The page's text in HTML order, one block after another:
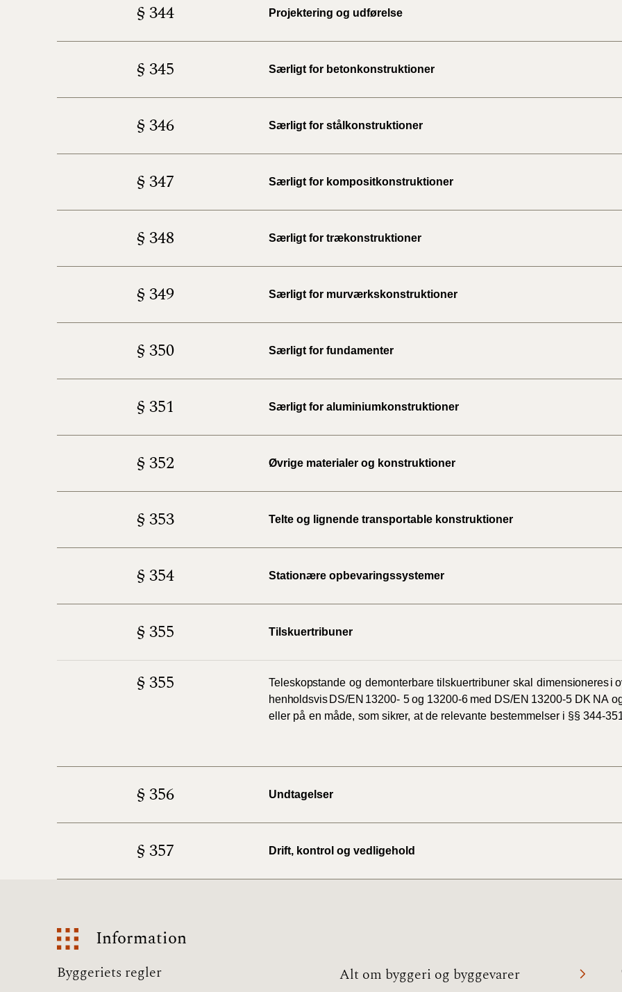
BR18
2022)
BR18
2020)
2018)
§ 344 Projektering og udførelse
§ 345 Særligt for betonkonstruktioner
§ 346 Særligt for stålkonstruktioner
§ 347 Særligt for kompositkonstruktioner
§ 348 Særligt for trækonstruktioner
§ 349 Særligt for murværkskonstruktioner
§ 350 Særligt for fundamenter
§ 351 Særligt for aluminiumkonstruktioner
§ 352 Øvrige materialer og konstruktioner
§ 353 Telte og lignende transportable konstruktioner
§ 354 Stationære opbevaringssystemer
§ 355 Tilskuertribuner
§ 355 Teleskopstande og demonterbare tilskuertribuner skal dimensioneresi
henholdsvis DS/EN 13200- 5 og 13200-6 med DS/EN 13200-5 DK NA
eller på en måde, som sikrer, at de relevante bestemmelser i §§ 344-
§ 356 Undtagelser
§ 357 Drift, kontrol og vedligehold
Information
Information
Byggeriets regler Alt om byggeri og byggevarer